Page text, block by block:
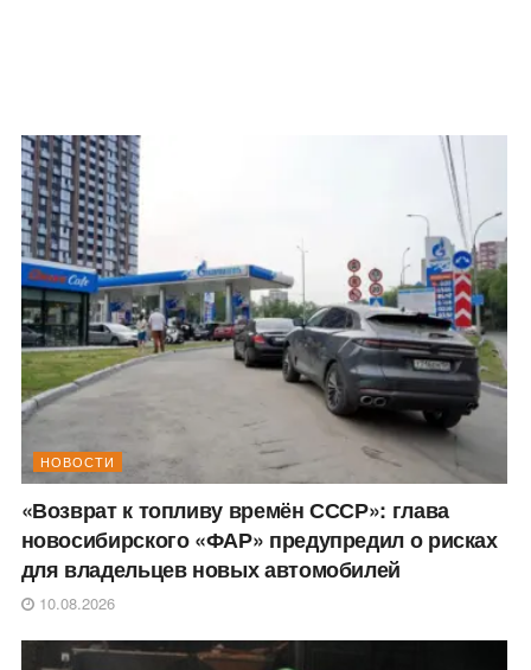
НОВОСТИ
«Возврат к топливу времён СССР»: глава
новосибирского «ФАР» предупредил о рисках
для владельцев новых автомобилей
10.08.2026